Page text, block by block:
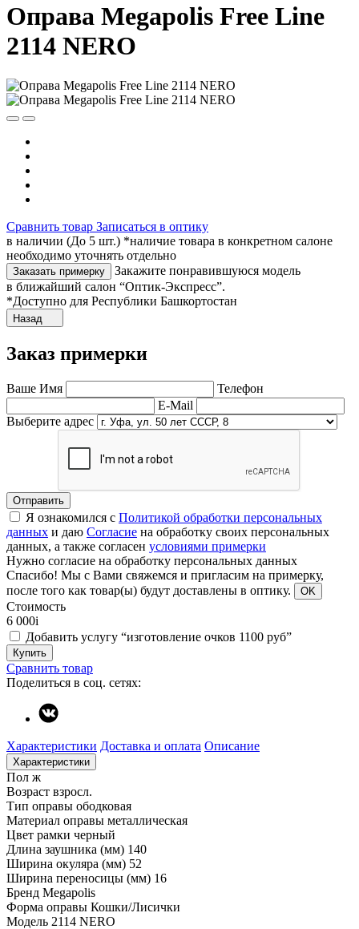
Оправа Megapolis Free Line
2114 NERO
Сравнить товар Записаться в оптику
в наличии (До 5 шт.) *наличие товара в конкретном салоне
необходимо уточнять отдельно
Заказать примерку
Закажите понравившуюся модель
в ближайший салон “Оптик-Экспресс”.
*Доступно для Республики Башкортостан
Назад
Заказ примерки
Ваше Имя
Телефон
E-Mail
Выберите адрес
Отправить
Я ознакомился с Политикой обработки персональных
данных и даю Согласие на обработку своих персональных
данных, а также согласен условиями примерки
Нужно согласие на обработку персональных данных
Спасибо! Мы с Вами свяжемся и пригласим на примерку,
после того как товар(ы) будут доставлены в оптику.
OK
Стоимость
6 000i
Добавить услугу “изготовление очков 1100 руб”
Купить
Сравнить товар
Поделиться в соц. сетях:
Характеристики Доставка и оплата Описание
Характеристики
Пол ж
Возраст взросл.
Тип оправы ободковая
Материал оправы металлическая
Цвет рамки черный
Длина заушника (мм) 140
Ширина окуляра (мм) 52
Ширина переносицы (мм) 16
Бренд Megapolis
Форма оправы Кошки/Лисички
Модель 2114 NERO